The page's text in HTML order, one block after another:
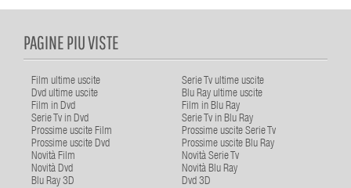
PAGINE PIU VISTE
Film ultime uscite
Serie Tv ultime uscite
Dvd ultime uscite
Blu Ray ultime uscite
Film in Dvd
Film in Blu Ray
Serie Tv in Dvd
Serie Tv in Blu Ray
Prossime uscite Film
Prossime uscite Serie Tv
Prossime uscite Dvd
Prossime uscite Blu Ray
Novità Film
Novità Serie Tv
Novità Dvd
Novità Blu Ray
Blu Ray 3D
Dvd 3D